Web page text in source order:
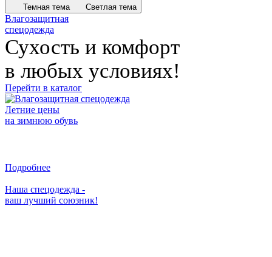
Темная тема Светлая тема
Влагозащитная
спецодежда
Сухость и комфорт
в любых условиях!
Перейти в каталог
Летние цены
на зимнюю обувь
Подробнее
Наша спецодежда -
ваш лучший союзник!